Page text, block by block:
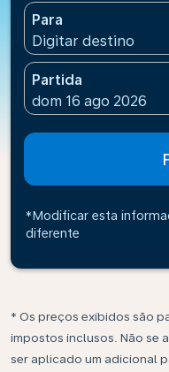
Para
Digitar destino
Partida
fc-booking-
dom 16 ago 2026
*Modificar esta
diferente
* Os preços exibidos são
impostos inclusos. Não se
ser aplicado um adicional